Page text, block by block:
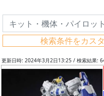
検索条件をカス
更新日時: 2024年3月2日13:25 / 検索結果: